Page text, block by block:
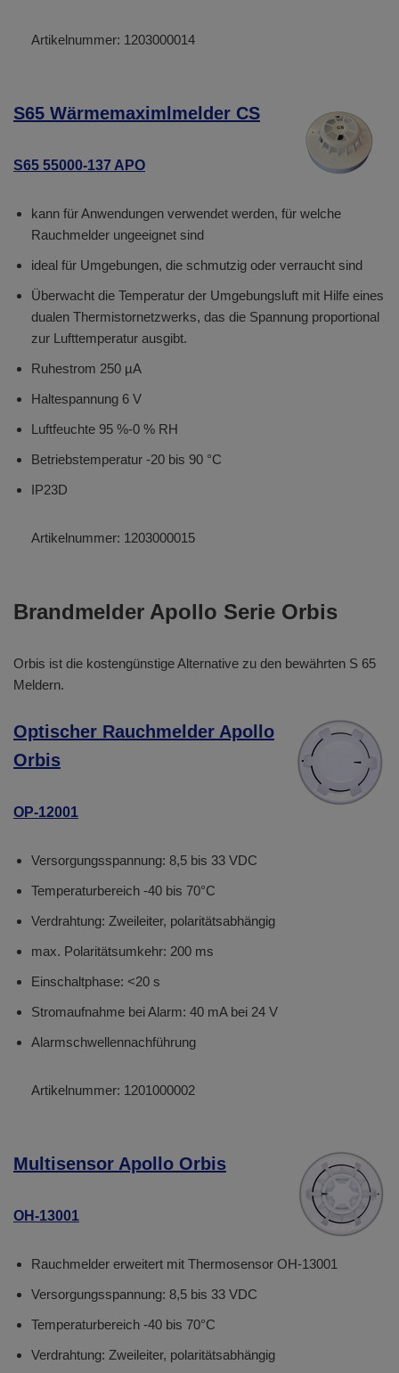
Artikelnummer: 1203000014
S65 Wärmemaximlmelder CS
S65 55000-137 APO
kann für Anwendungen verwendet werden, für welche
Rauchmelder ungeeignet sind
ideal für Umgebungen, die schmutzig oder verraucht sind
Überwacht die Temperatur der Umgebungsluft mit Hilfe eines
dualen Thermistornetzwerks, das die Spannung proportional
zur Lufttemperatur ausgibt.
Ruhestrom 250 µA
Haltespannung 6 V
Luftfeuchte 95 %-0 % RH
Betriebstemperatur -20 bis 90 °C
IP23D
Artikelnummer: 1203000015
Brandmelder Apollo Serie Orbis
Orbis ist die kostengünstige Alternative zu den bewährten S 65
Meldern.
Optischer Rauchmelder Apollo
Orbis
OP-12001
Versorgungsspannung: 8,5 bis 33 VDC
Temperaturbereich -40 bis 70°C
Verdrahtung: Zweileiter, polaritätsabhängig
max. Polaritätsumkehr: 200 ms
Einschaltphase: <20 s
Stromaufnahme bei Alarm: 40 mA bei 24 V
Alarmschwellennachführung
Artikelnummer: 1201000002
Multisensor Apollo Orbis
OH-13001
Rauchmelder erweitert mit Thermosensor OH-13001
Versorgungsspannung: 8,5 bis 33 VDC
Temperaturbereich -40 bis 70°C
Verdrahtung: Zweileiter, polaritätsabhängig